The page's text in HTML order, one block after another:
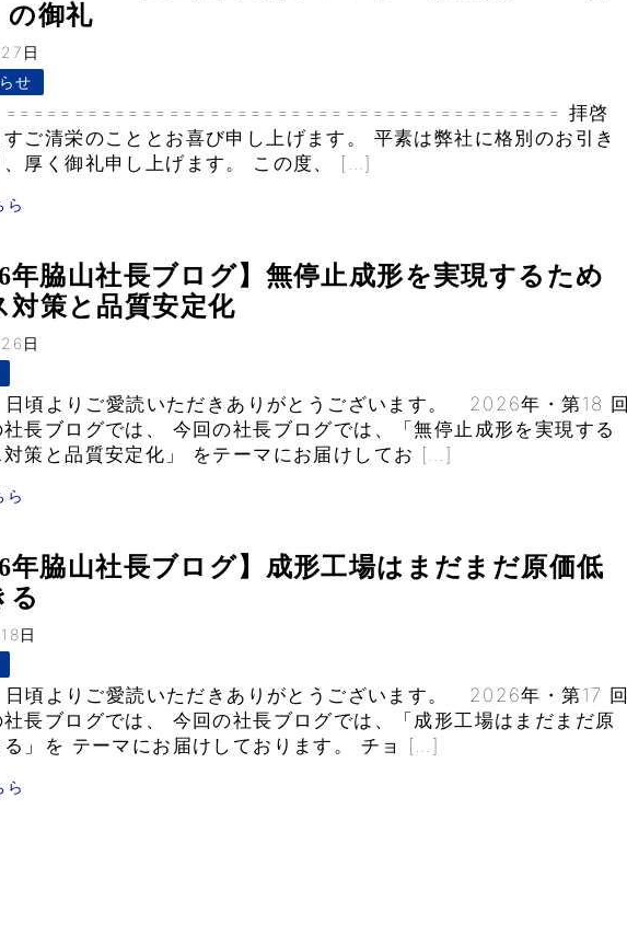
の御礼
日
せ
========================================= 拝啓
ご清栄のこととお喜び申し上げます。 平素は弊社に格別のお引き
、厚く御礼申し上げます。 この度、 […]
ら
年脇山社長ブログ】無停止成形を実現するため
対策と品質安定化
日
日頃よりご愛読いただきありがとうございます。 2026年・第18 回
社長ブログでは、 今回の社長ブログでは、「無停止成形を実現する
対策と品質安定化」 をテーマにお届けしてお […]
ら
年脇山社長ブログ】成形工場はまだまだ原価低
る
日
日頃よりご愛読いただきありがとうございます。 2026年・第17 回
社長ブログでは、 今回の社長ブログでは、「成形工場はまだまだ原
る」を テーマにお届けしております。 チョ […]
ら